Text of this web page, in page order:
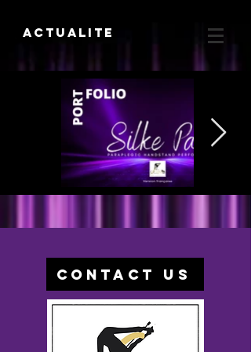
Actualite
CONTACT US